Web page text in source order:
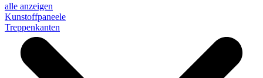
alle anzeigen
Kunstoffpaneele
Treppenkanten